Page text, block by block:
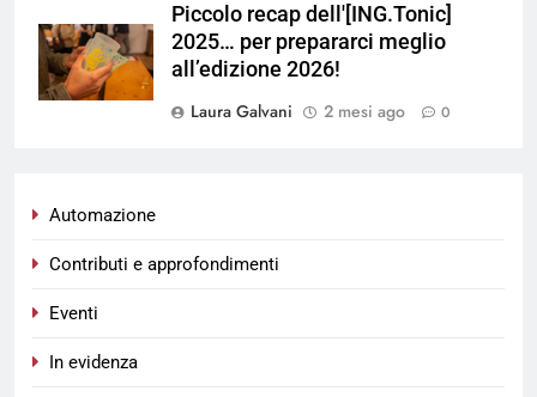
Automazione
Contributi e approfondimenti
Eventi
In evidenza
Piccolo recap dell'[ING.Tonic]
2025… per prepararci meglio
all’edizione 2026!
Laura Galvani
2 mesi ago 0